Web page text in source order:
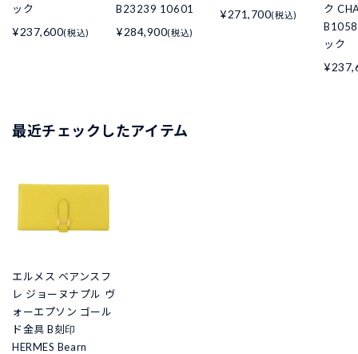
ック
¥237,600(税込)
B23239 10601
¥284,900(税込)
¥271,700(税込)
ク
ック
最近チェックしたアイテム
エルメス ベアンスフ
レ ジョーヌナプル ヴ
ォーエプソン ゴール
ド金具 B刻印
HERMES Bearn